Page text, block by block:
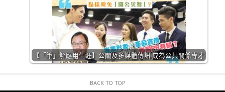
【「筆」解應用生涯】公關及多媒體傳訊 成為公共關係專才
BACK TO TOP